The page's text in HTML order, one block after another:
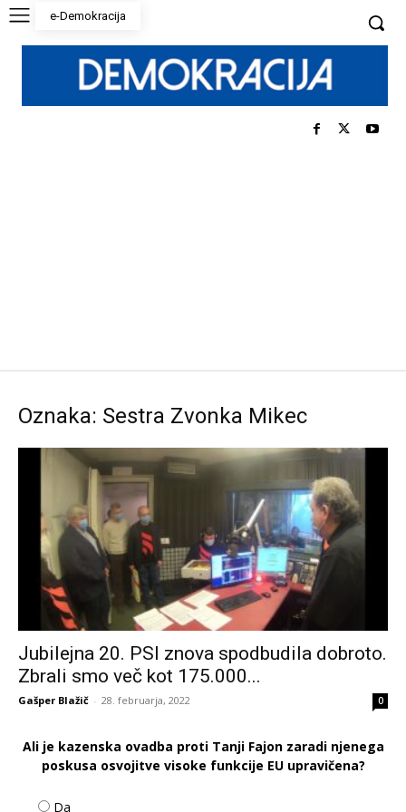
e-Demokracija
Oznaka: Sestra Zvonka Mikec
Jubilejna 20. PSI znova spodbudila dobroto.
Zbrali smo več kot 175.000...
Gašper Blažič - 28. februarja, 2022 0
Ali je kazenska ovadba proti Tanji Fajon zaradi njenega
poskusa osvojitve visoke funkcije EU upravičena?
Da